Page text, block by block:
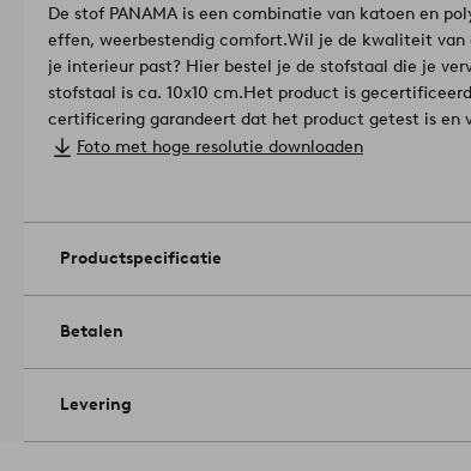
De stof PANAMA is een combinatie van katoen en
effen, weerbestendig comfort.Wil je de kwaliteit van
je interieur past? Hier bestel je de stofstaal die je
stofstaal is ca. 10x10 cm.Het product is gecertificeerd
certificering garandeert dat het product getest is en
voor de gezondheid of het milieu.Licentienummer en
Pilling: 4/5.
Slijtvastheid: 16000 martindale.
zetten.Artikelnummer: 1747934-05-0
Foto met hoge resolutie downloaden
Productspecificatie
Betalen
Levering